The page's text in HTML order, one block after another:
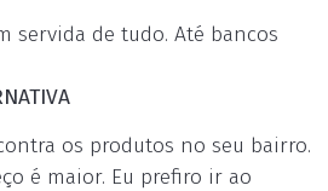
servida de tudo. Até bancos
os produtos no seu bairro.
é maior. Eu prefiro ir ao